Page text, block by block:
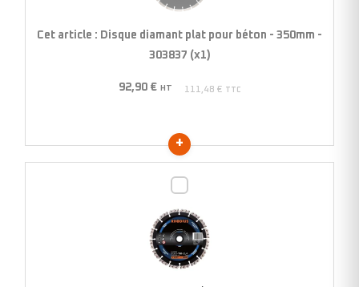
béton
350mm
303837
Cet article : Disque diamant plat pour béton - 350mm -
303837 (x1)
92,90 € HT 111,48 € TTC
plat
pour
béton